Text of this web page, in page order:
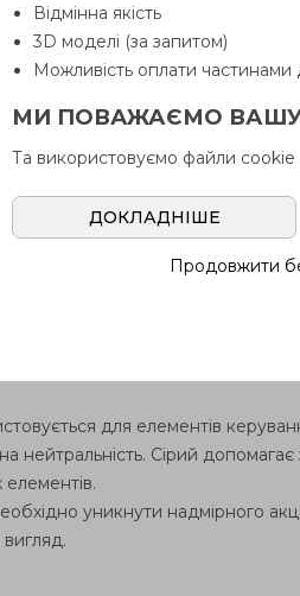
з потенційною небезпекою або
і сигналах.
знаків згідно з ISO 7010 та
і органів управління, що
такі, як аварійні ручки,
ISO 3864-1, де він
для елементів
нейтральність. Сірий
уникнути надмірного
Відмінна якість
3D моделі (за запитом)
Можливість оплати частинами
МИ ПОВАЖАЄМО ВАШУ
Та використовуємо файли cookie
ДОКЛАДНІШЕ
Продовжити